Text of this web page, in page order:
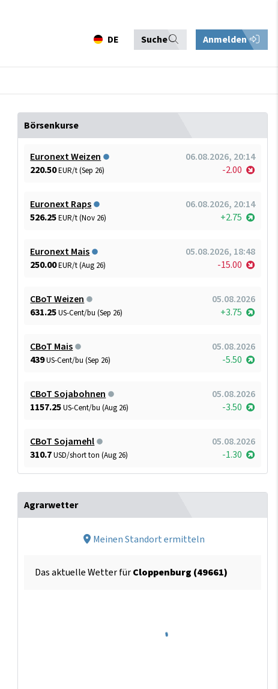
DE Suche Anmelden
Börsenkurse
Euronext Weizen
06.08.2026, 20:14
220.50EUR/t (Sep 26) -2.00
Euronext Raps
06.08.2026, 20:14
526.25EUR/t (Nov 26) +2.75
Euronext Mais
05.08.2026, 18:48
250.00EUR/t (Aug 26) -15.00
CBoT Weizen
05.08.2026
631.25US-Cent/bu (Sep 26) +3.75
CBoT Mais
05.08.2026
439US-Cent/bu (Sep 26) -5.50
CBoT Sojabohnen
05.08.2026
1157.25US-Cent/bu (Aug 26) -3.50
CBoT Sojamehl
05.08.2026
310.7USD/short ton (Aug 26) -1.30
Agrarwetter
Meinen Standort ermitteln
Das aktuelle Wetter fürCloppenburg (49661)